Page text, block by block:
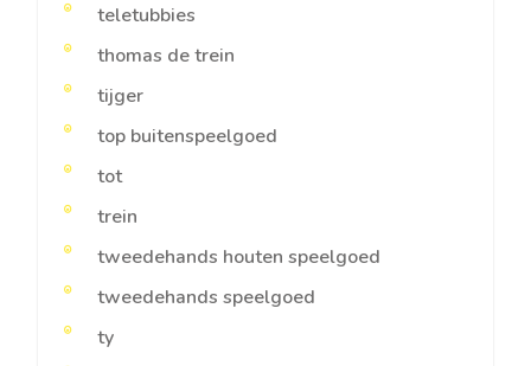
teletubbies
thomas de trein
tijger
top buitenspeelgoed
tot
trein
tweedehands houten speelgoed
tweedehands speelgoed
ty